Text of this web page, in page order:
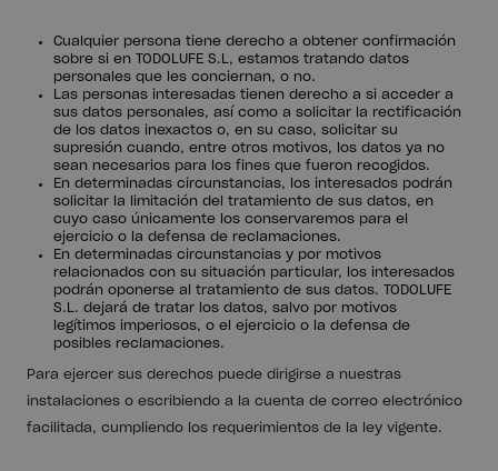
Cualquier persona tiene derecho a obtener confirmación
sobre si en TODOLUFE S.L, estamos tratando datos
personales que les conciernan, o no.
Las personas interesadas tienen derecho a si acceder a
sus datos personales, así como a solicitar la rectificación
de los datos inexactos o, en su caso, solicitar su
supresión cuando, entre otros motivos, los datos ya no
sean necesarios para los fines que fueron recogidos.
En determinadas circunstancias, los interesados podrán
solicitar la limitación del tratamiento de sus datos, en
cuyo caso únicamente los conservaremos para el
ejercicio o la defensa de reclamaciones.
En determinadas circunstancias y por motivos
relacionados con su situación particular, los interesados
podrán oponerse al tratamiento de sus datos. TODOLUFE
S.L. dejará de tratar los datos, salvo por motivos
legítimos imperiosos, o el ejercicio o la defensa de
posibles reclamaciones.
Para ejercer sus derechos puede dirigirse a nuestras
instalaciones o escribiendo a la cuenta de correo electrónico
facilitada, cumpliendo los requerimientos de la ley vigente.